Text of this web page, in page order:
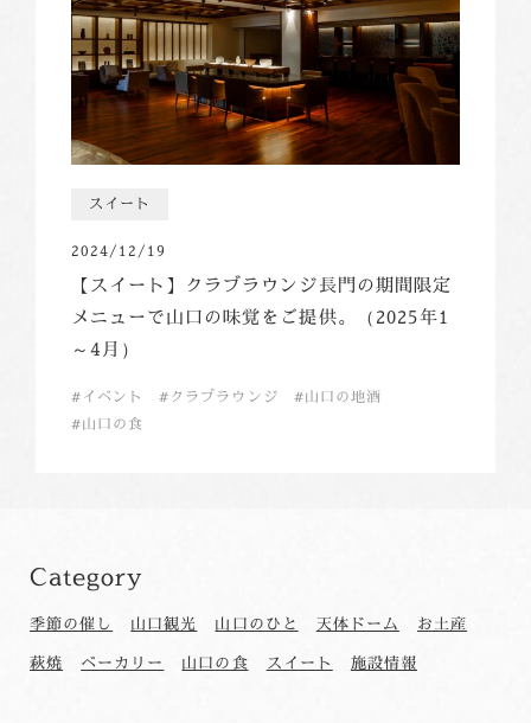
スイート
2024/12/19
【スイート】クラブラウンジ長門の期間限定
メニューで山口の味覚をご提供。（2025年1
～4月）
イベント クラブラウンジ
山口の地酒
山口の食
Category
季節の催し 山口観光 山口のひと 天体ドーム
お土産
萩焼
ベーカリー 山口の食 スイート 施設情報